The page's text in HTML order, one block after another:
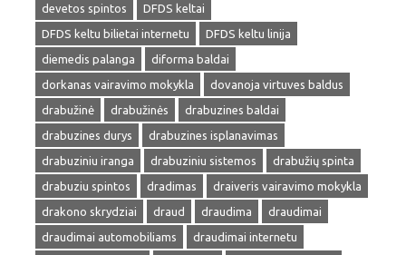
devetos spintos
DFDS keltai
DFDS keltu bilietai internetu
DFDS keltu linija
diemedis palanga
diforma baldai
dorkanas vairavimo mokykla
dovanoja virtuves baldus
drabužinė
drabužinės
drabuzines baldai
drabuzines durys
drabuzines isplanavimas
drabuziniu iranga
drabuziniu sistemos
drabužių spinta
drabuziu spintos
dradimas
draiveris vairavimo mokykla
drakono skrydziai
draud draudima
draudimai
draudimai automobiliams
draudimai internetu